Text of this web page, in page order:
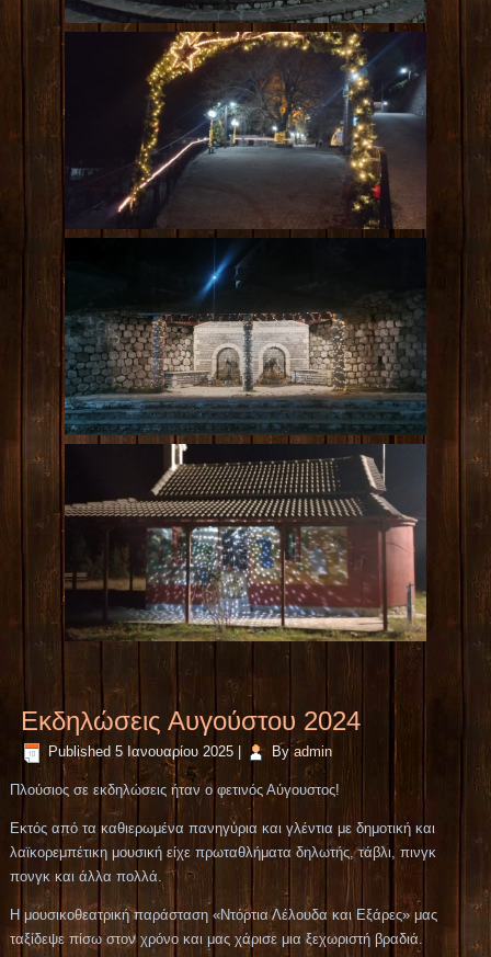
Εκδηλώσεις Αυγούστου 2024
Published 5 Ιανουαρίου 2025 By admin
Πλούσιος σε εκδηλώσεις ήταν ο φετινός Αύγουστος!
Εκτός από τα καθιερωμένα πανηγύρια και γλέντια με δημοτική και
λαϊκορεμπέτικη μουσική είχε πρωταθλήματα δηλωτής, τάβλι, πινγκ
πονγκ και άλλα πολλά.
Η μουσικοθεατρική παράσταση «Ντόρτια Λέλουδα και Εξάρες» μας
ταξίδεψε πίσω στον χρόνο και μας χάρισε μια ξεχωριστή βραδιά.